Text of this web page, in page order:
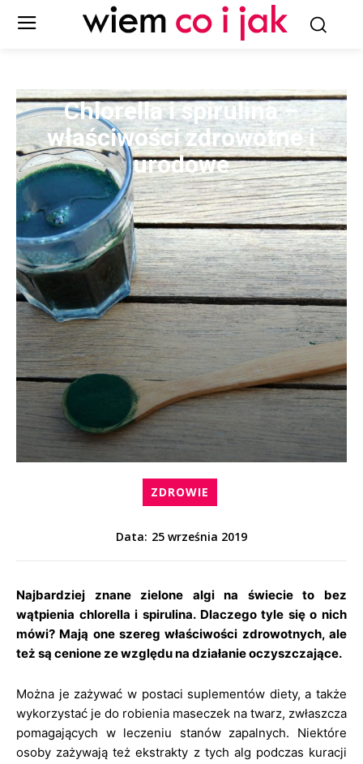
Chlorella i spirulina –
właściwości zdrowotne i
urodowe
ZDROWIE
Data: 25 września 2019
Najbardziej znane zielone algi na świecie to bez
wątpienia chlorella i spirulina. Dlaczego tyle się o nich
mówi? Mają one szereg właściwości zdrowotnych, ale
też są cenione ze względu na działanie oczyszczające.
Można je zażywać w postaci suplementów diety, a także
wykorzystać je do robienia maseczek na twarz, zwłaszcza
pomagających w leczeniu stanów zapalnych. Niektóre
osoby zażywają też ekstrakty z tych alg podczas kuracji